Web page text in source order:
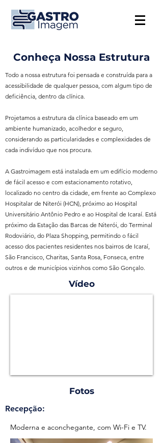
Conheça Nossa Estrutura
Todo a nossa estrutura foi pensada e construída para a
acessibilidade de qualquer pessoa, com algum tipo de
deficiência, dentro da clínica.
Projetamos a estrutura da clínica baseado em um
ambiente humanizado, acolhedor e seguro,
considerando as particularidades e complexidades de
cada indivíduo que nos procura.
A Gastroimagem está instalada em um edifício moderno
de fácil acesso e com estacionamento rotativo,
localizado no centro da cidade, em frente ao Complexo
Hospitalar de Niterói (HCN), próximo ao Hospital
Universitário Antônio Pedro e ao Hospital de Icaraí. Está
próximo da Estação das Barcas de Niterói, do Terminal
Rodoviário, do Plaza Shopping, permitindo o fácil
acesso dos pacientes residentes nos bairros de Icaraí,
São Francisco, Charitas, Santa Rosa, Fonseca, entre
outros e de municípios vizinhos como São Gonçalo.
Vídeo
Fotos
Recepção:
Moderna e aconchegante, com Wi-Fi e TV.